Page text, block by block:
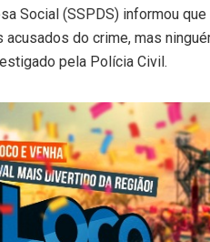
Social (SSPDS) informou
do crime, mas
pela Polícia Civil.